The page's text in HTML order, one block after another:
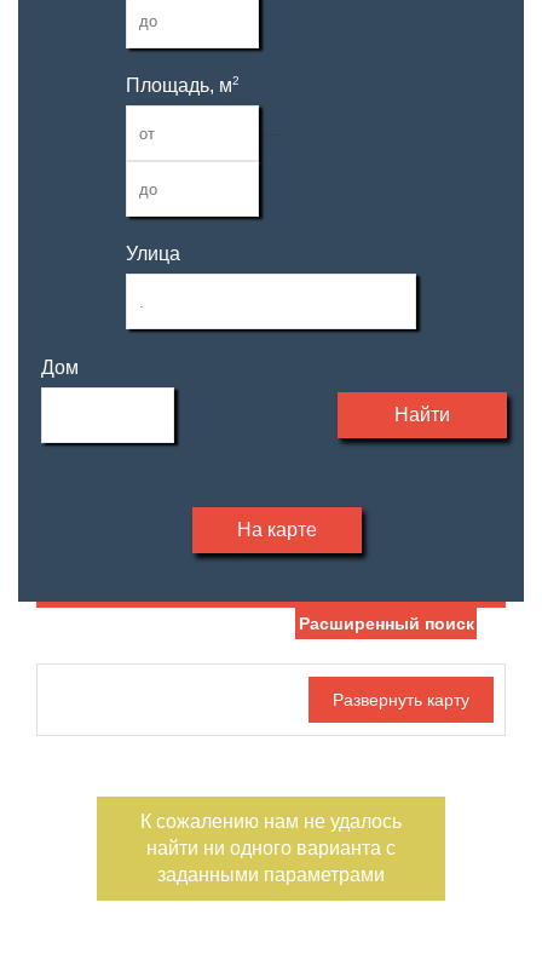
Площадь, м2
—
Улица
Дом
Найти
На карте
С фото
Расширенный поиск
К сожалению нам не удалось
найти ни одного варианта с
заданными параметрами